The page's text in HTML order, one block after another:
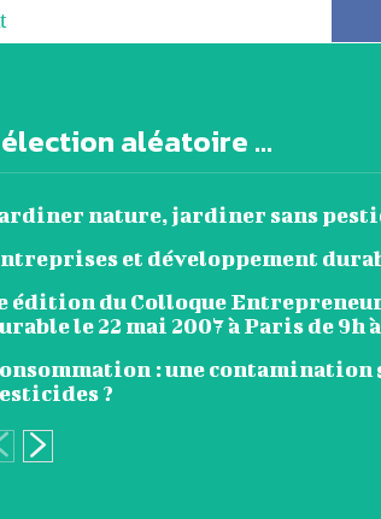
aléatoire ...
nature, jardiner sans
et développement
édition du Colloque
le 22 mai 2007 à Paris de 9h
: une contamination
?